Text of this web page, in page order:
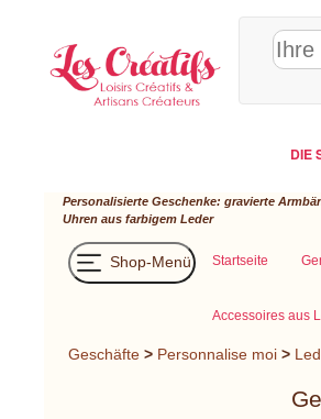
DIE
Personalisierte Geschenke: gravierte
Uhren aus farbigem Leder
Shop-Menü Startseite
Accessoires aus
Geschäfte > Personnalise moi >